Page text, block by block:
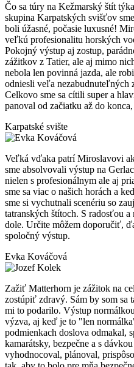
Čo sa túry na Kežmarský štít
skupina Karpatských svišťov
boli úžasné, počasie luxusné!
veľkú profesionalitu horských
Pokojný výstup aj zostup,
zážitkov z Tatier, ale aj mimo
nebola len povinná jazda, ale
odniesli veľa nezabudnuteľných
Celkovo sme sa cítili super a
panoval od začiatku až do
Karpatské svište
Veľká vďaka patrí Miroslavovi
sme absolvovali výstup na
nielen s profesionálnym ale aj
sme sa viac o našich horách a
sme si vychutnali scenériu so
tatranských štítoch. S radosťou a
dole. Určite môžem doporučiť,
spoločný výstup.
Evka Kováčová
Zažiť Matterhorn je zážitok na
zostúpiť zdravý. Sám by som sa
mi to podarilo. Výstup
výzva, aj keď je to "len
podmienkach doslova odmakal,
kamarátsky, bezpečne a s
vyhodnocoval, plánoval,